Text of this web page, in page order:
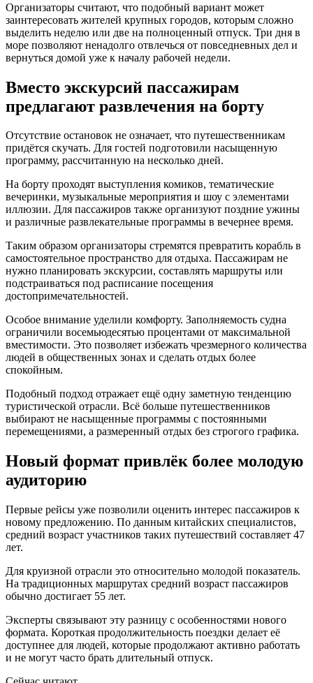
Организаторы считают, что подобный вариант может
заинтересовать жителей крупных городов, которым сложно
выделить неделю или две на полноценный отпуск. Три дня в
море позволяют ненадолго отвлечься от повседневных дел и
вернуться домой уже к началу рабочей недели.
Вместо экскурсий пассажирам
предлагают развлечения на борту
Отсутствие остановок не означает, что путешественникам
придётся скучать. Для гостей подготовили насыщенную
программу, рассчитанную на несколько дней.
На борту проходят выступления комиков, тематические
вечеринки, музыкальные мероприятия и шоу с элементами
иллюзии. Для пассажиров также организуют поздние ужины
и различные развлекательные программы в вечернее время.
Таким образом организаторы стремятся превратить корабль в
самостоятельное пространство для отдыха. Пассажирам не
нужно планировать экскурсии, составлять маршруты или
подстраиваться под расписание посещения
достопримечательностей.
Особое внимание уделили комфорту. Заполняемость судна
ограничили восемьюдесятью процентами от максимальной
вместимости. Это позволяет избежать чрезмерного количества
людей в общественных зонах и сделать отдых более
спокойным.
Подобный подход отражает ещё одну заметную тенденцию
туристической отрасли. Всё больше путешественников
выбирают не насыщенные программы с постоянными
перемещениями, а размеренный отдых без строгого графика.
Новый формат привлёк более молодую
аудиторию
Первые рейсы уже позволили оценить интерес пассажиров к
новому предложению. По данным китайских специалистов,
средний возраст участников таких путешествий составляет 47
лет.
Для круизной отрасли это относительно молодой показатель.
На традиционных маршрутах средний возраст пассажиров
обычно достигает 55 лет.
Эксперты связывают эту разницу с особенностями нового
формата. Короткая продолжительность поездки делает её
доступнее для людей, которые продолжают активно работать
и не могут часто брать длительный отпуск.